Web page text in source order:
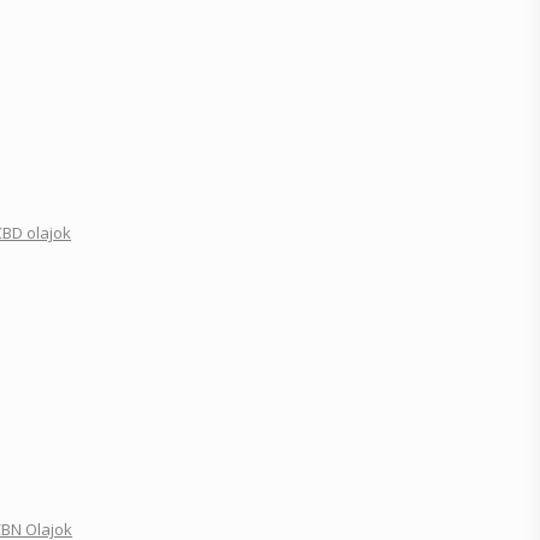
olajok
Olajok